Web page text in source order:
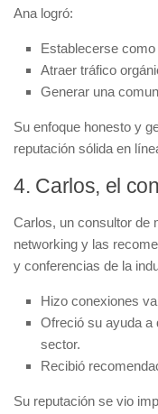
Ana logró:
Establecerse
Atraer tráfico
Generar una
Su enfoque honesto y
reputación sólida en
4. Carlos, el
Carlos, un consultor de
networking y las
y conferencias de la
Hizo conexiones
Ofreció su ayuda a
sector.
Recibió
Su reputación se vio